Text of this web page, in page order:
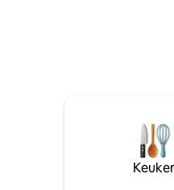
Najwa, of een
kunnen af en toe
dieren
moet beklimmen